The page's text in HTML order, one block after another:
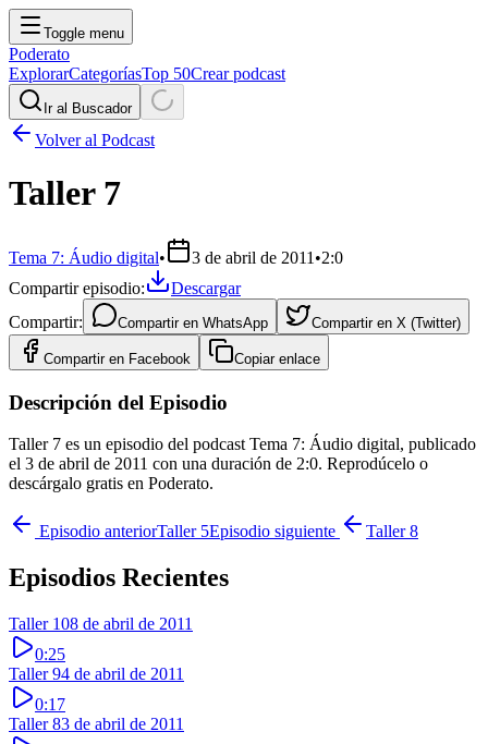
Toggle menu
Poderato
ExplorarCategoríasTop 50Crear podcast
Ir al Buscador
Volver al Podcast
Taller 7
Tema 7: Áudio digital• 3 de abril de 2011 •2:0
Compartir episodio:
Descargar
Compartir:
Compartir en WhatsApp Compartir en X (Twitter)
Compartir en Facebook Copiar enlace
Descripción del Episodio
Taller 7 es un episodio del podcast Tema 7: Áudio digital, publicado
el 3 de abril de 2011 con una duración de 2:0. Reprodúcelo o
descárgalo gratis en Poderato.
Episodio anteriorTaller 5Episodio siguiente Taller 8
Episodios Recientes
Taller 108 de abril de 2011
0:25
Taller 94 de abril de 2011
0:17
Taller 83 de abril de 2011